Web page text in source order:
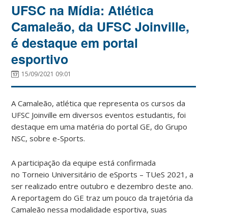
UFSC na Mídia: Atlética
Camaleão, da UFSC Joinville,
é destaque em portal
esportivo
15/09/2021 09:01
A Camaleão, atlética que representa os cursos da
UFSC Joinville em diversos eventos estudantis, foi
destaque em uma matéria do portal GE, do Grupo
NSC, sobre e-Sports.
A participação da equipe está confirmada
no Torneio Universitário de eSports – TUeS 2021, a
ser realizado entre outubro e dezembro deste ano.
A reportagem do GE traz um pouco da trajetória da
Camaleão nessa modalidade esportiva, suas